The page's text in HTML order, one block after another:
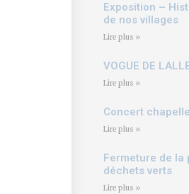
Exposition –
de nos villages
Lire plus »
VOGUE DE
Lire plus »
Concert
Lire plus »
Fermeture de la
déchets verts
Lire plus »